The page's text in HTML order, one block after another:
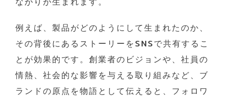
例えば、製品がどのようにして生まれたのか、
その背後にあるストーリーをSNSで共有するこ
とが効果的です。創業者のビジョンや、社員の
情熱、社会的な影響を与える取り組みなど、ブ
ランドの原点を物語として伝えると、フォロワ